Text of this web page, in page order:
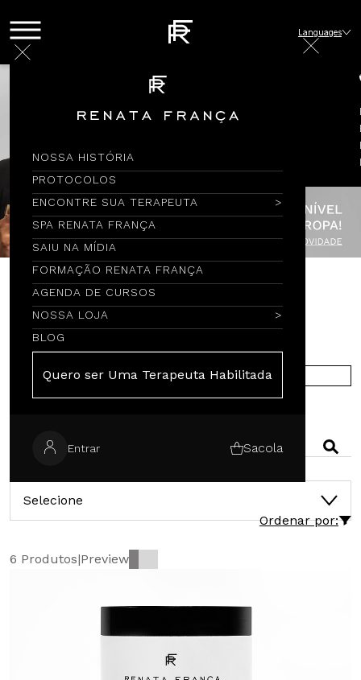
NOSSA HISTÓRIA
PROTOCOLOS
ENCONTRE SUA TERAPEUTA
SPA RENATA FRANÇA
SAIU NA MÍDIA
FORMAÇÃO RENATA FRANÇA
AGENDA DE CURSOS
NOSSA LOJA
BLOG
Quero ser Uma Terapeuta Habilitada
Entrar Sacola
Languages
Encontre por Nome
COMPRE NA EUROPA
Selecione
Ordenar por:
6 Produtos|Preview